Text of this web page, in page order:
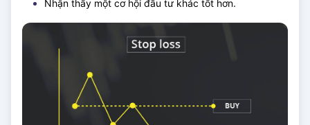
Nhận thấy một cơ hội đầu tư khác tốt hơn.